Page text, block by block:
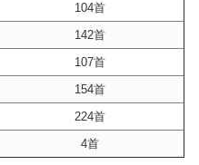
104首
142首
107首
154首
224首
4首